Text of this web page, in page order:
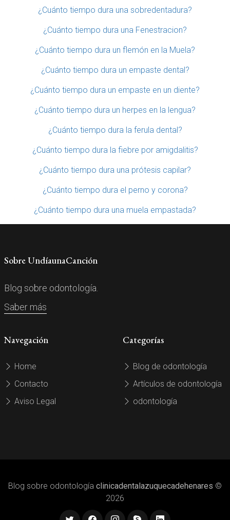
¿Cuánto tiempo dura una sobredentadura?
¿Cuánto tiempo dura una Fenestracion?
¿Cuánto tiempo dura un flemón en la Muela?
¿Cuánto tiempo dura un empaste dental?
¿Cuánto tiempo dura un empaste en un diente?
¿Cuánto tiempo dura un herpes en la lengua?
¿Cuánto tiempo dura la ferula dental?
¿Cuánto tiempo dura la fiebre por amigdalitis?
¿Cuánto tiempo dura una prótesis capilar?
¿Cuánto tiempo dura el perno y corona?
¿Cuánto tiempo dura una muela empastada?
Sobre UndíaunaCanción
Blog sobre odontología.
Saber más
Navegación
Home
Contacto
Aviso Legal
Categorías
Blog de odontología
Artículos de odontología
odontología
Blog sobre odontología clinicadentalazuquecadehenares ©
2026